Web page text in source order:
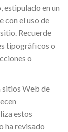
en un
con el uso de
Recuerde
tipográficos o
o
sitios Web de
estos
ha revisado